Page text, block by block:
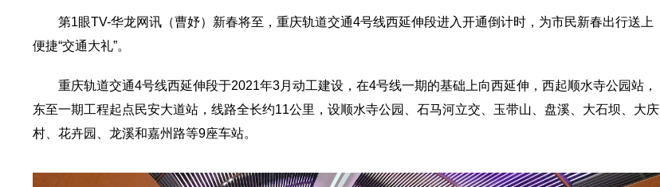
第1眼TV-华龙网讯（曹妤）新春将至，重庆轨道交通4号线西延伸段进入开通倒计时，为市民新春出行送上
便捷“交通大礼”。
重庆轨道交通4号线西延伸段于2021年3月动工建设，在4号线一期的基础上向西延伸，西起顺水寺公园站，
东至一期工程起点民安大道站，线路全长约11公里，设顺水寺公园、石马河立交、玉带山、盘溪、大石坝、大庆
村、花卉园、龙溪和嘉州路等9座车站。